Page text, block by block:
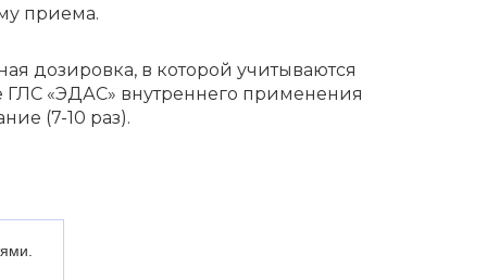
прие­ма.
дози­ров­ка, в кото­рой учиты­ва­ют­ся
ГЛС «ЭДАС» внут­рен­не­го приме­не­ния
(7-10 раз).